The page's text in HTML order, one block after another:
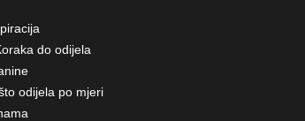
do odijela
odijela po mjeri